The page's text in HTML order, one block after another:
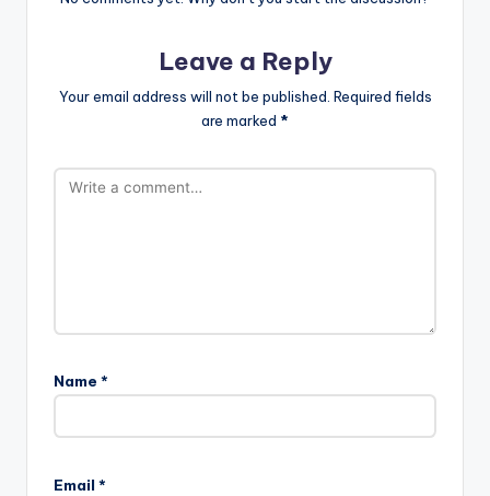
Leave a Reply
Your email address will not be published. Required fields
are marked *
Name *
Email *